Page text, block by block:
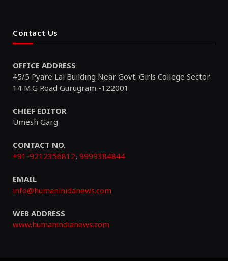
Contact Us
OFFICE ADDRESS
45/5 Pyare Lal Building Near Govt. Girls College Sector
14 M.G Road Gurugram -122001
CHIEF EDITOR
Umesh Garg
CONTACT NO.
+91-9212356812, 9999384844
EMAIL
info@humaninidanews.com
WEB ADDRESS
www.humanindianews.com